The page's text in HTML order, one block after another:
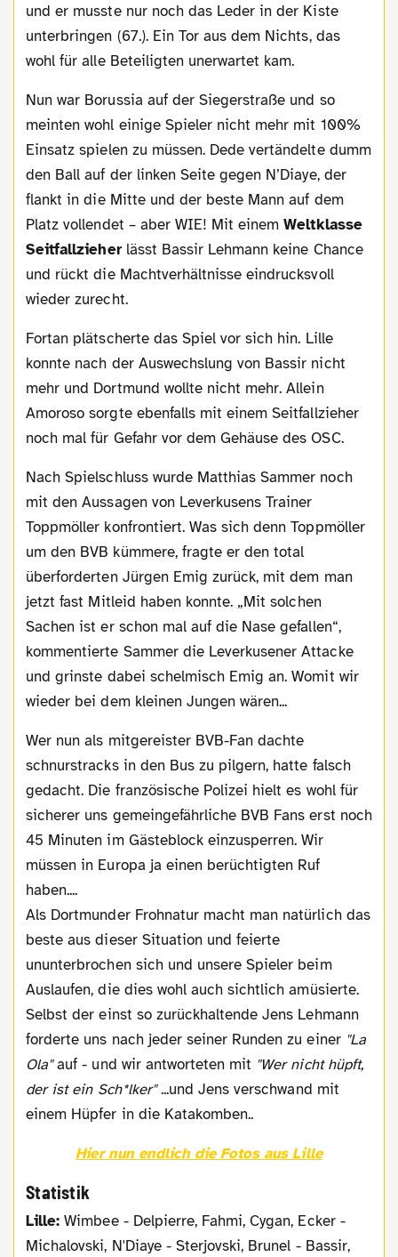
und er musste nur noch das Leder in der Kiste
unterbringen (67.). Ein Tor aus dem Nichts, das
wohl für alle Beteiligten unerwartet kam.
Nun war Borussia auf der Siegerstraße und so
meinten wohl einige Spieler nicht mehr mit 100%
Einsatz spielen zu müssen. Dede vertändelte dumm
den Ball auf der linken Seite gegen N’Diaye, der
flankt in die Mitte und der beste Mann auf dem
Platz vollendet – aber WIE! Mit einemWeltklasse
Seitfallzieherlässt Bassir Lehmann keine Chance
und rückt die Machtverhältnisse eindrucksvoll
wieder zurecht.
Fortan plätscherte das Spiel vor sich hin. Lille
konnte nach der Auswechslung von Bassir nicht
mehr und Dortmund wollte nicht mehr. Allein
Amoroso sorgte ebenfalls mit einem Seitfallzieher
noch mal für Gefahr vor dem Gehäuse des OSC.
Nach Spielschluss wurde Matthias Sammer noch
mit den Aussagen von Leverkusens Trainer
Toppmöller konfrontiert. Was sich denn Toppmöller
um den BVB kümmere, fragte er den total
überforderten Jürgen Emig zurück, mit dem man
jetzt fast Mitleid haben konnte. „Mit solchen
Sachen ist er schon mal auf die Nase gefallen“,
kommentierte Sammer die Leverkusener Attacke
und grinste dabei schelmisch Emig an. Womit wir
wieder bei dem kleinen Jungen wären...
Wer nun als mitgereister BVB-Fan dachte
schnurstracks in den Bus zu pilgern, hatte falsch
gedacht. Die französische Polizei hielt es wohl für
sicherer uns gemeingefährliche BVB Fans erst noch
45 Minuten im Gästeblock einzusperren. Wir
müssen in Europa ja einen berüchtigten Ruf
haben....
Als Dortmunder Frohnatur macht man natürlich das
beste aus dieser Situation und feierte
ununterbrochen sich und unsere Spieler beim
Auslaufen, die dies wohl auch sichtlich amüsierte.
Selbst der einst so zurückhaltende Jens Lehmann
forderte uns nach jeder seiner Runden zu einer "La
Ola"auf - und wir antworteten mit "Wer nicht hüpft,
der ist ein Sch*lker"...und Jens verschwand mit
einem Hüpfer in die Katakomben..
Hier nun endlich die Fotos aus Lille
Statistik
Lille:Wimbee - Delpierre, Fahmi, Cygan, Ecker -
Michalovski, N'Diaye - Sterjovski, Brunel - Bassir,